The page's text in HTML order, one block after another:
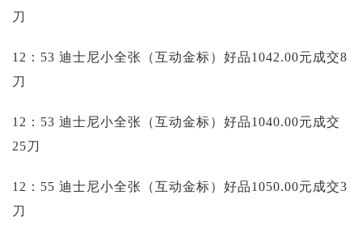
刀
12：53 迪士尼小全张（互动金标）好品1042.00元成交8
刀
12：53 迪士尼小全张（互动金标）好品1040.00元成交
25刀
12：55 迪士尼小全张（互动金标）好品1050.00元成交3
刀